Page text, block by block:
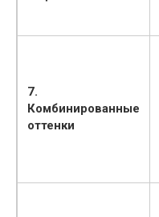
7.
Комбинированные
оттенки